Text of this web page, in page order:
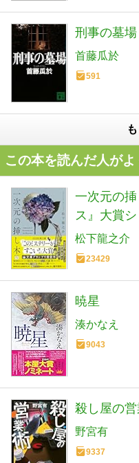
刑事の墓
首藤瓜於
591
この本を読んだ人が
一次元の
ス』大賞
松下龍之介
23429
暁星
湊かなえ
9043
殺し屋の
野宮有
9337